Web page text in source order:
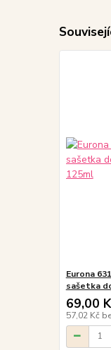
Eurona
sašetka
69,00
57,02 Kč